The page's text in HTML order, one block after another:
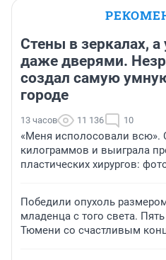
Стены в зеркалах,
даже дверями.
создал самую
городе
13 часов 11 136 10
«Меня исполосовали всю».
килограммов и выиграла
пластических хирургов:
Победили опухоль
младенца с того света.
Тюмени со счастливым